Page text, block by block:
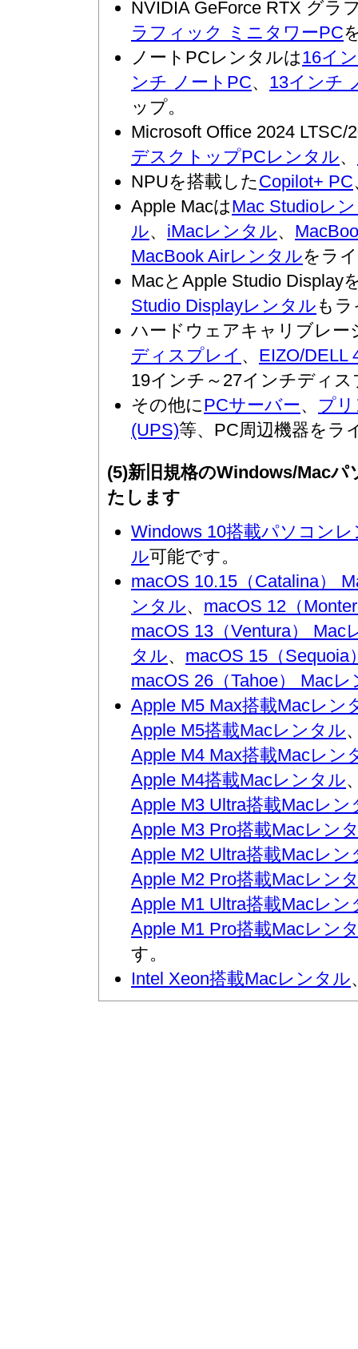
NVIDIA GeForce RTX グラ
ラフィック ミニタワーPC
ノートPCレンタルは16イ
ンチ ノートPC、 13インチ
ップ。
Microsoft Office 2024
デスクトップPCレンタル、
NPUを搭載した Copilot+ PC
Apple MacはMac Studioレ
ル、 iMacレンタル、
MacBook Airレンタルをラ
MacとApple Studio Display
Studio Displayレンタル も
ハードウェアキャリブレー
ディスプレイ 、 EIZO/DELL
19インチ～27インチディ
その他にPCサーバー、 プ
(UPS)等、PC周辺機器をラ
(5)新旧規格のWindows/Mac
たします
Windows 10搭載パソコン
ル可能です。
macOS 10.15（Catalina）
ンタル、 macOS 12（
macOS 13（Ventura） Mac
タル、 macOS 15（Sequoia
macOS 26（Tahoe） Mac
Apple M5 Max搭載Macレン
Apple M5搭載Macレンタル
Apple M4 Max搭載Macレン
Apple M4搭載Macレンタル
Apple M3 Ultra搭載Macレン
Apple M3 Pro搭載Macレン
Apple M2 Ultra搭載Macレン
Apple M2 Pro搭載Macレン
Apple M1 Ultra搭載Macレン
Apple M1 Pro搭載Macレン
す。
Intel Xeon搭載Macレンタル